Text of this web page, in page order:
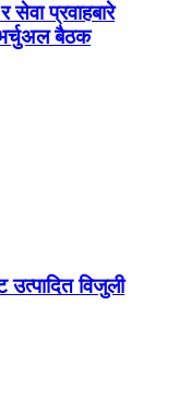
सेवा प्रवाहबारे
बैठक
उत्पादित विजुली